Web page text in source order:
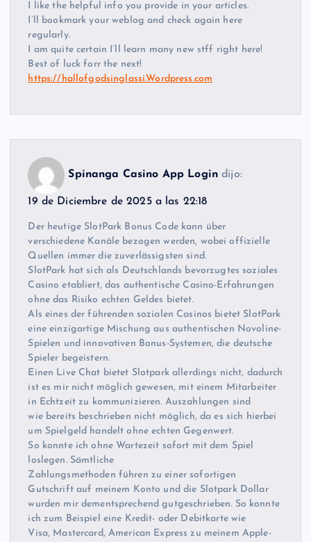
I like the helpful info you provide in your articles.
I’ll bookmark your weblog and check again here
regularly.
I am quite certain I’ll learn many new stff right here!
Best of luck forr the next!
https://hallofgodsinglassi.Wordpress.com
Spinanga Casino App Login dijo:
19 de Diciembre de 2025 a las 22:18
Der heutige SlotPark Bonus Code kann über
verschiedene Kanäle bezogen werden, wobei offizielle
Quellen immer die zuverlässigsten sind.
SlotPark hat sich als Deutschlands bevorzugtes soziales
Casino etabliert, das authentische Casino-Erfahrungen
ohne das Risiko echten Geldes bietet.
Als eines der führenden sozialen Casinos bietet SlotPark
eine einzigartige Mischung aus authentischen Novoline-
Spielen und innovativen Bonus-Systemen, die deutsche
Spieler begeistern.
Einen Live Chat bietet Slotpark allerdings nicht, dadurch
ist es mir nicht möglich gewesen, mit einem Mitarbeiter
in Echtzeit zu kommunizieren. Auszahlungen sind
wie bereits beschrieben nicht möglich, da es sich hierbei
um Spielgeld handelt ohne echten Gegenwert.
So konnte ich ohne Wartezeit sofort mit dem Spiel
loslegen. Sämtliche
Zahlungsmethoden führen zu einer sofortigen
Gutschrift auf meinem Konto und die Slotpark Dollar
wurden mir dementsprechend gutgeschrieben. So konnte
ich zum Beispiel eine Kredit- oder Debitkarte wie
Visa, Mastercard, American Express zu meinem Apple-